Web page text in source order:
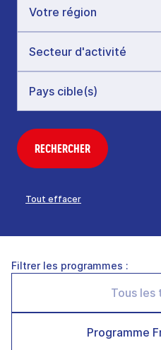
RECHERCHER
Tout effacer
Filtrer les programmes :
Programme